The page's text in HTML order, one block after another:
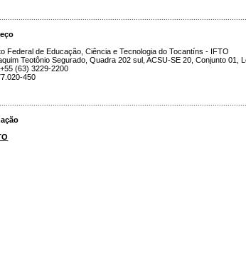
Federal de Educação, Ciência e Tecnologia do Tocantíns - IFTO
Teotônio Segurado, Quadra 202 sul, ACSU-SE 20, Conjunto 01,
(63) 3229-2200
450